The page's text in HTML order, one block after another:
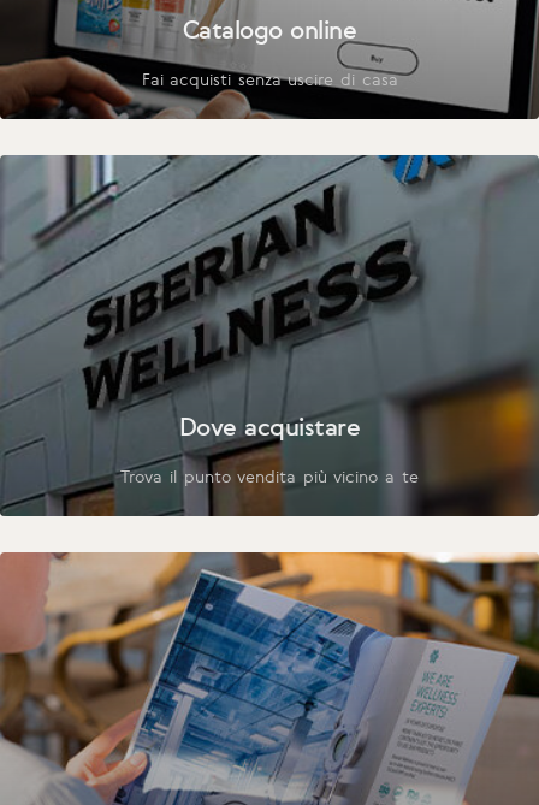
Catalogo online
Fai acquisti senza uscire di casa
Dove acquistare
Trova il punto vendita più vicino a te